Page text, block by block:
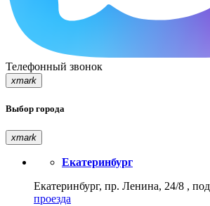
Телефонный звонок
xmark
Выбор города
xmark
Екатеринбург
Екатеринбург, пр. Ленина, 24/8 ,
проезда